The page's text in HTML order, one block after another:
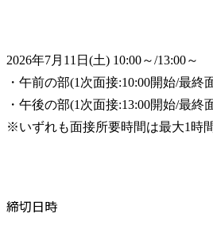
2026年7月11日(土) 10:00～/13:00～
・午前の部(1次面接:10:00開始/最終
・午後の部(1次面接:13:00開始/最終
※いずれも面接所要時間は最大1時
締切日時